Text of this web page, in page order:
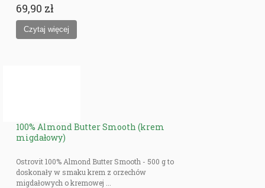
69,90 zł
100% Almond Butter Smooth (krem
migdałowy)
Ostrovit 100% Almond Butter Smooth - 500 g to
doskonały w smaku krem z orzechów
migdałowych o kremowej ...